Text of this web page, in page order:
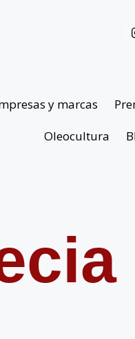
y marcas
Oleocultura